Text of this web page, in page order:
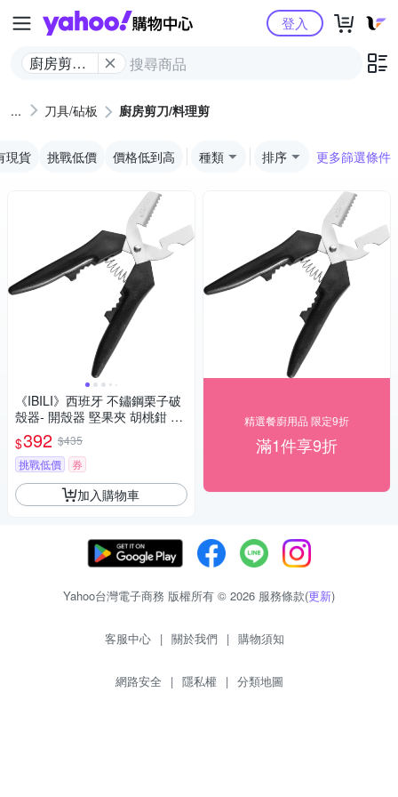
Yahoo購物中心
廚房剪刀/
登入
刀具/砧板 廚房剪刀/料理剪
現貨 挑戰低價 價格低到高 種類 排序 更多篩選條件
《IBILI》西班牙 不鏽鋼栗子破
殼器- 開殼器 堅果夾 胡桃鉗 核
桃夾
$392 $435
挑戰低價
券
加入購物車
精選餐廚用品 限定9折
滿1件享9折
Yahoo台灣電子商務 版權所有 © 2026 服務條款(更新)
客服中心 | 關於我們 | 購物須知
網路安全 | 隱私權 | 分類地圖